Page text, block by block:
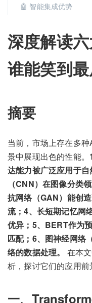
深度解读
谁能笑到最
摘要
当前，市场上存在多
景中展现出色的性能。
达能力被广泛应用于
（CNN）在图像分类
抗网络（GAN）能创
流；4、长短期记忆网
优异；5、BERT作为
匹配；6、图神经网络
络的数据处理。
在本
析，探讨它们的应用前
一、
🤖 智能集成优势